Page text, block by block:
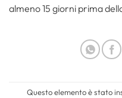
almeno 15 giorni prima
Questo elemento è stato